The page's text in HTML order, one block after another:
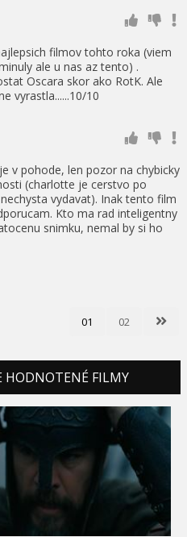
filmov tohto roka (viem
ale u nas az tento) .
Oscara skor ako RotK. Ale
vyrastla......10/10
v pohode, len pozor na chybicky
(charlotte je cerstvo po
vydavat). Inak tento film
Kto ma rad inteligentny
snimku, nemal by si ho
01 02
HODNOTENÉ FILMY